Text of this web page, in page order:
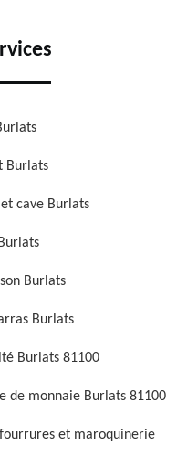
Burlats
cave Burlats
Burlats
Burlats
Burlats 81100
de monnaie Burlats 81100
et maroquinerie